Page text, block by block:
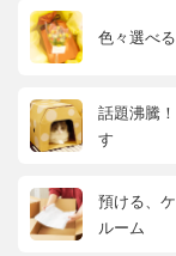
色々選べ
話題沸騰
す
預ける、
ルーム